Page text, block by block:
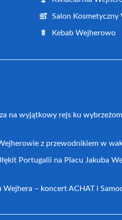
Salon Kosmetyczny
Kebab Wejherowo
na wyjątkowy rejs ku
z przewodnikiem w
Portugalii na Placu Jakuba
Wejhera – koncert ACHAT i